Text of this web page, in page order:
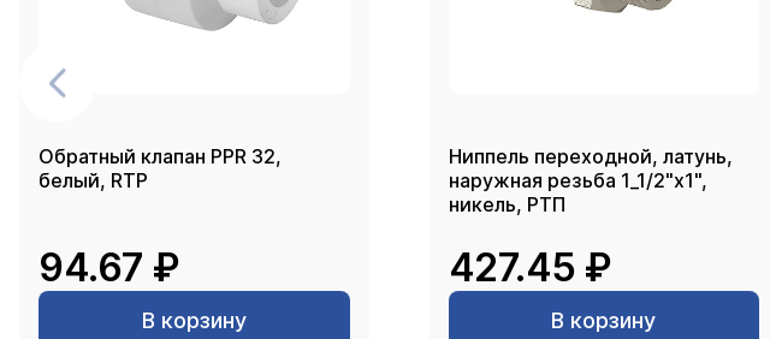
Обратный клапан PPR 32,
белый, RTP
94.67 ₽
В корзину
Ниппель переходной, латунь,
наружная резьба 1_1/2"х1",
никель, РТП
427.45 ₽
В корзину